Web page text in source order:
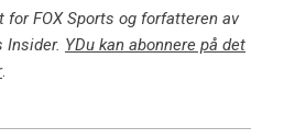
FOX Sports og forfatteren av
Insider. YDu kan abonnere på det
.